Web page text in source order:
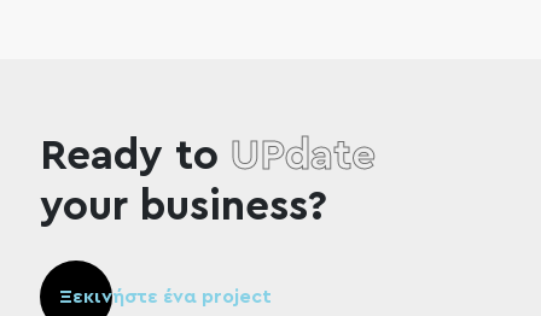
Ready to UPdate
your business?
Ξεκινήστε ένα project